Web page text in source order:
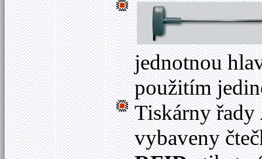
jednotnou
použitím
Tiskárny řady
vybaveny